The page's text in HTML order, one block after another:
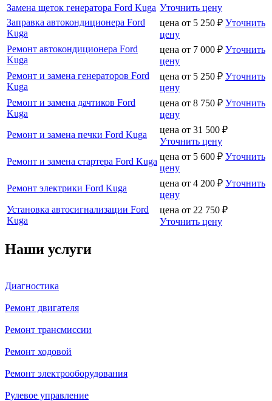
Замена щеток генератора Ford Kuga Уточнить цену
Заправка автокондиционера Ford
Kuga
цена от 5 250 ₽ Уточнить
цену
Ремонт автокондиционера Ford
Kuga
цена от 7 000 ₽ Уточнить
цену
Ремонт и замена генераторов Ford
Kuga
цена от 5 250 ₽ Уточнить
цену
Ремонт и замена дачтиков Ford
Kuga
цена от 8 750 ₽ Уточнить
цену
Ремонт и замена печки Ford Kuga
цена от 31 500 ₽
Уточнить цену
Ремонт и замена стартера Ford Kuga цена от 5 600 ₽ Уточнить
цену
Ремонт электрики Ford Kuga
цена от 4 200 ₽ Уточнить
цену
Установка автосигнализации Ford
Kuga
цена от 22 750 ₽
Уточнить цену
Наши услуги
Диагностика
Ремонт двигателя
Ремонт трансмиссии
Ремонт ходовой
Ремонт электрооборудования
Рулевое управление